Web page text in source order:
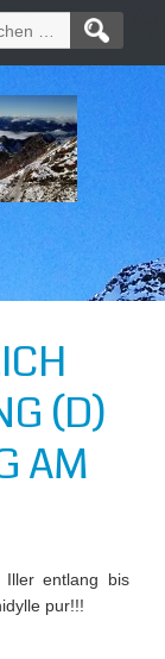
(D)
AM
Iller entlang bis
pur!!!